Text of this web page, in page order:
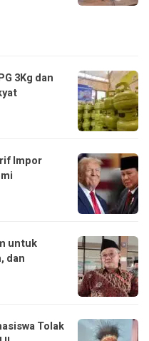
3Kg dan
Impor
untuk
dan
Tolak